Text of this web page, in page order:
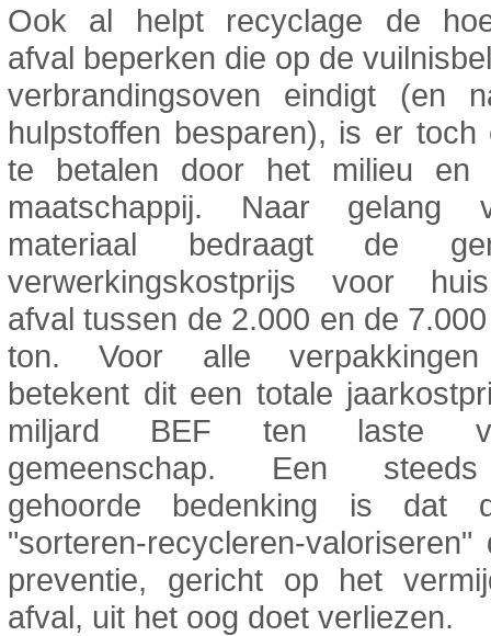
Ook al helpt recyclage de
afval beperken die op de
verbrandingsoven eindigt (en
hulpstoffen besparen), is er toch
te betalen door het milieu en
maatschappij. Naar gelang
materiaal bedraagt de
verwerkingskostprijs voor
afval tussen de 2.000 en de
ton. Voor alle
betekent dit een totale
miljard BEF ten laste
gemeenschap. Een
gehoorde bedenking is dat
"sorteren-recycleren-valoriseren"
preventie, gericht op het
afval, uit het oog doet verliezen.